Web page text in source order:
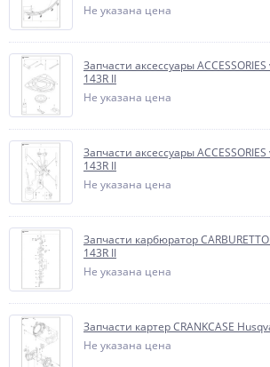
Не указана цена
Запчасти аксессуары
143R II
Не указана цена
Запчасти аксессуары
143R II
Не указана цена
Запчасти карбюратор
143R II
Не указана цена
Запчасти картер CRANKCASE
Не указана цена